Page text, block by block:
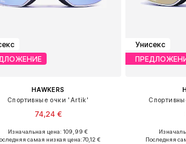
HAWKERS
Спортивные очки 'Artik'
74,24 €
Доступные размеры: Onesize
Изначальная цена: 109,99 €
самая низкая цена:70,12 €
Унисекс
Последняя